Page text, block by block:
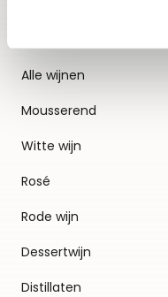
Alle wijnen
Mousserend
Witte wijn
Rosé
Rode wijn
Dessertwijn
Distillaten